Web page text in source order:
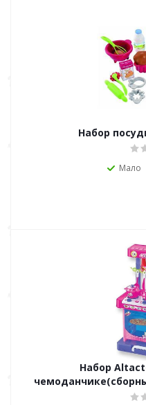
Набор
Мало
Набор Altacto "Шеф-повар" в